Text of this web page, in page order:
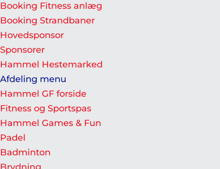
Booking Fitness anlæg
Booking Strandbaner
Hovedsponsor
Sponsorer
Hammel Hestemarked
Afdeling menu
Hammel GF forside
Fitness og Sportspas
Hammel Games & Fun
Padel
Badminton